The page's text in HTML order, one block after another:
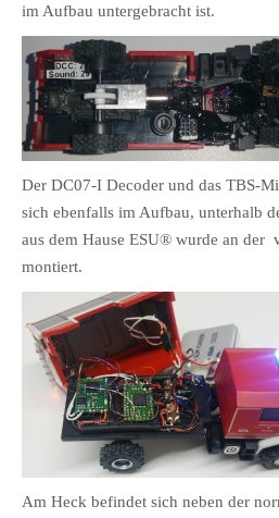
im Aufbau untergebracht ist.
Der DC07-I Decoder und das TBS-
sich ebenfalls im Aufbau, unterhalb
aus dem Hause ESU® wurde an der
montiert.
Am Heck befindet sich neben der